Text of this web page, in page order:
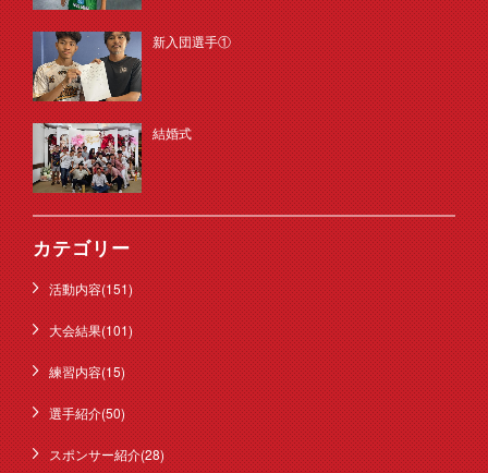
新入団選手①
結婚式
カテゴリー
活動内容(151)
大会結果(101)
練習内容(15)
選手紹介(50)
スポンサー紹介(28)